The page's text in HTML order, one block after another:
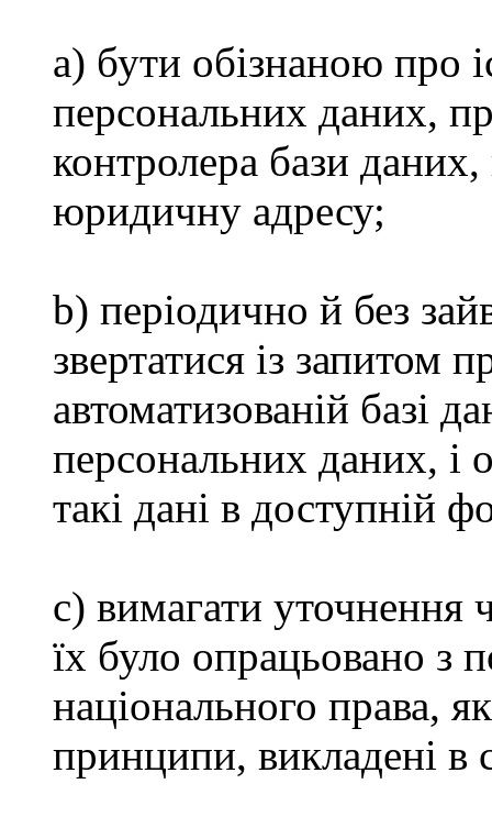
a) бути обізнаною про
персональних даних,
контролера бази
юридичну адресу;
b) періодично й без
звертатися із запитом
автоматизованій базі
персональних даних, і
такі дані в доступній
c) вимагати
їх було опрацьовано з
національного права,
принципи, викладені в